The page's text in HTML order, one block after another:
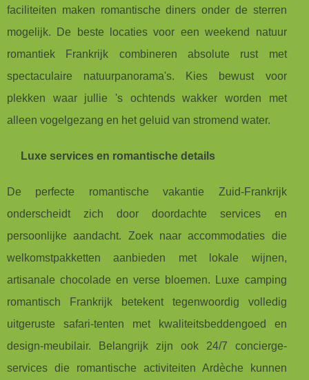
faciliteiten maken romantische diners onder de sterren
mogelijk. De beste locaties voor een weekend natuur
romantiek Frankrijk combineren absolute rust met
spectaculaire natuurpanorama's. Kies bewust voor
plekken waar jullie 's ochtends wakker worden met
alleen vogelgezang en het geluid van stromend water.
Luxe services en romantische details
De perfecte romantische vakantie Zuid-Frankrijk
onderscheidt zich door doordachte services en
persoonlijke aandacht. Zoek naar accommodaties die
welkomstpakketten aanbieden met lokale wijnen,
artisanale chocolade en verse bloemen. Luxe camping
romantisch Frankrijk betekent tegenwoordig volledig
uitgeruste safari-tenten met kwaliteitsbeddengoed en
design-meubilair. Belangrijk zijn ook 24/7 concierge-
services die romantische activiteiten Ardèche kunnen